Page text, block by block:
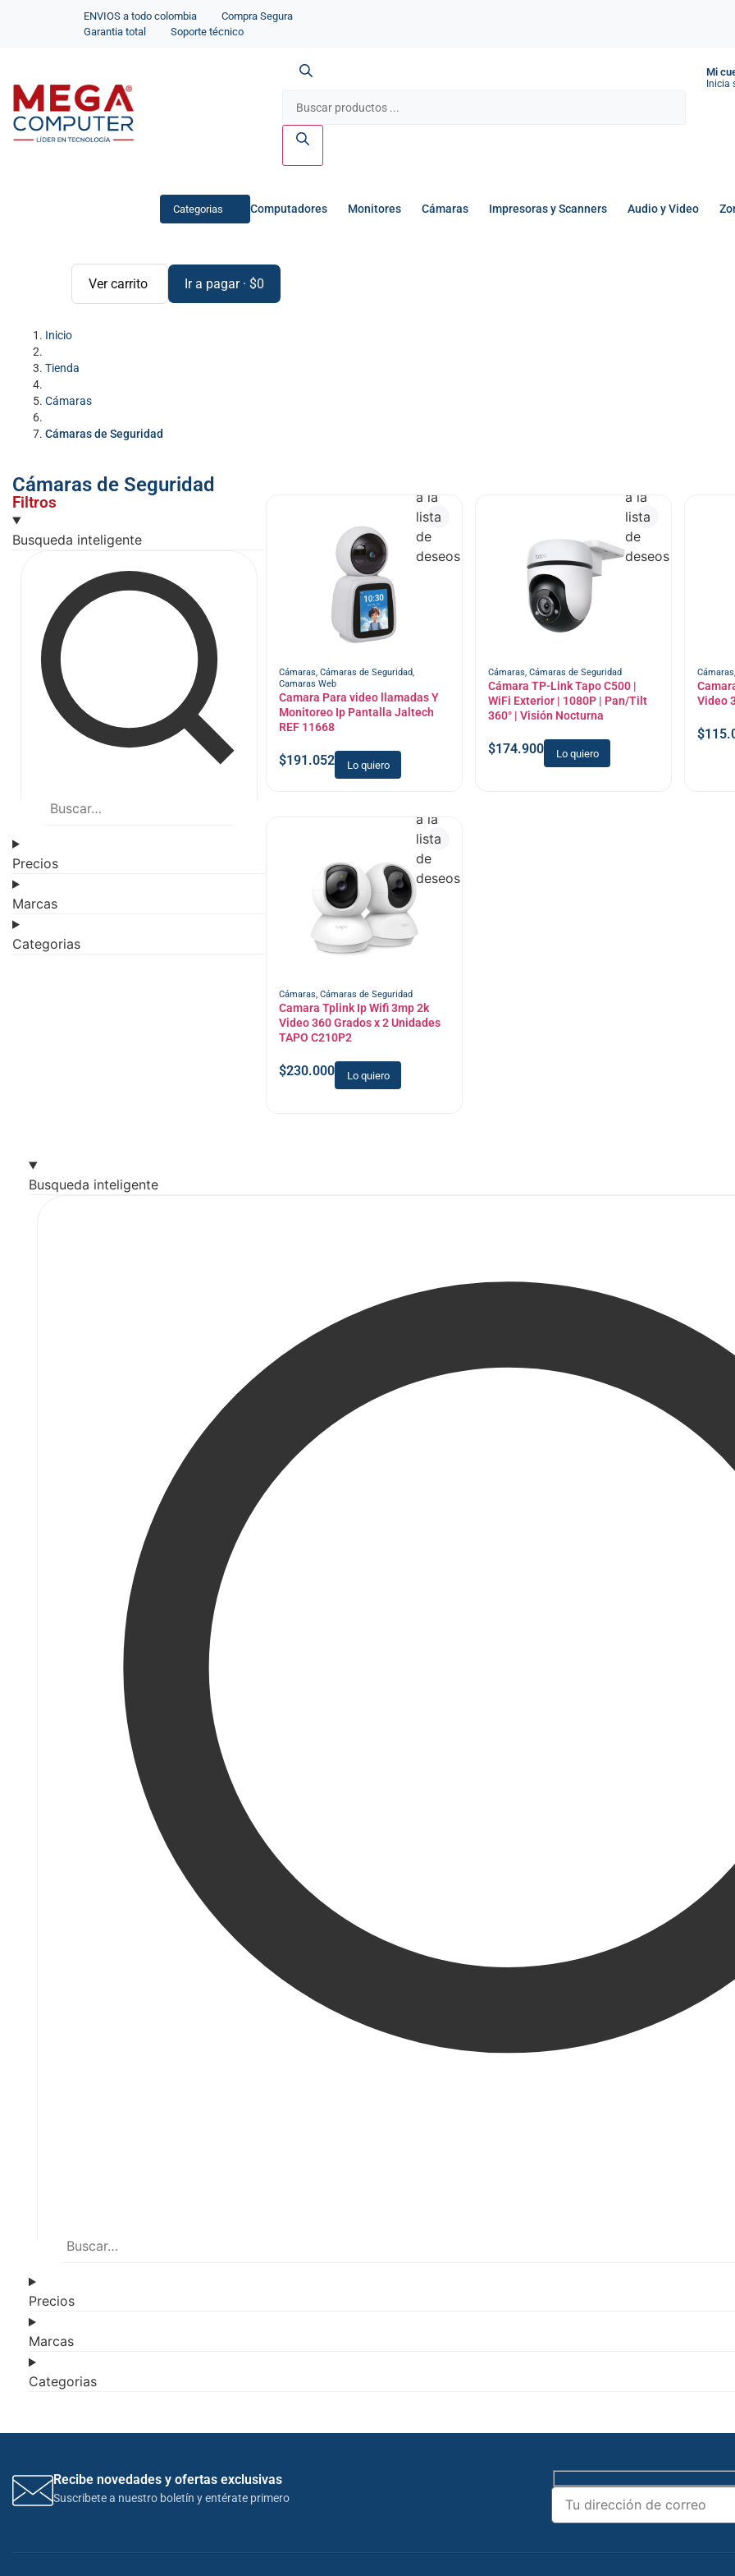
ENVIOS a todo colombia
Compra Segura
Garantia total
Soporte técnico
Mi
Inicia
Categorias Computadores Monitores Cámaras Impresoras y Scanners Audio y Video
Ver carrito Ir a pagar · $0
Inicio
Tienda
Cámaras
Cámaras de Seguridad
Cámaras de Seguridad
Filtros
Busqueda inteligente
Precios
Marcas
Categorias
Cámaras, Cámaras de Seguridad,
Camaras Web
Camara Para video llamadas Y
Monitoreo Ip Pantalla Jaltech
REF 11668
$191.052 Lo quiero
a la
lista
de
deseos
Cámaras, Cámaras de Seguridad
Cámara TP-Link Tapo C500 |
WiFi Exterior | 1080P | Pan/Tilt
360° | Visión Nocturna
$174.900 Lo quiero
a la
lista
de
deseos
Cámaras,
Video
$
Cámaras, Cámaras de Seguridad
Camara Tplink Ip Wifi 3mp 2k
Video 360 Grados x 2 Unidades
TAPO C210P2
$230.000 Lo quiero
a la
lista
de
deseos
Busqueda inteligente
Precios
Marcas
Categorias
Recibe novedades y ofertas exclusivas
Suscribete a nuestro boletín y entérate primero